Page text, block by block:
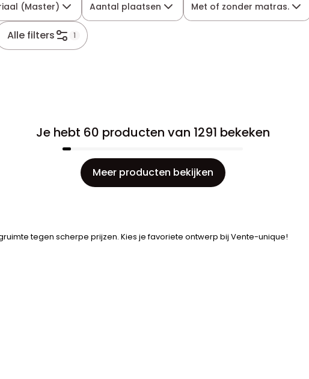
(Master) Aantal plaatsen Met of zonder matras.
Alle filters 1
Je hebt 60 producten van 1291 bekeken
Meer producten bekijken
tegen scherpe prijzen. Kies je favoriete ontwerp bij Vente-unique!